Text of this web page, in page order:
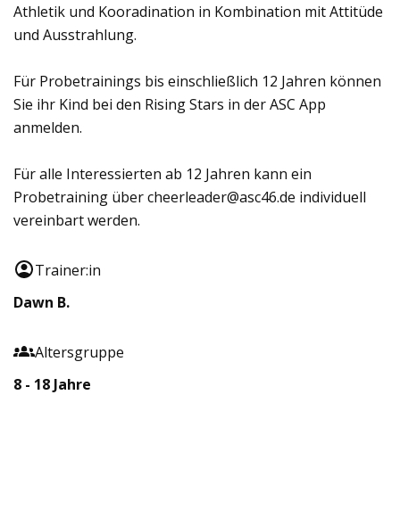
Athletik und Kooradination in Kombination mit Attitüde
und Ausstrahlung.
Für Probetrainings bis einschließlich 12 Jahren können
Sie ihr Kind bei den Rising Stars in der ASC App
anmelden.
Für alle Interessierten ab 12 Jahren kann ein
Probetraining über cheerleader@asc46.de individuell
vereinbart werden.
Trainer:in
Dawn B.
Altersgruppe
8 - 18 Jahre